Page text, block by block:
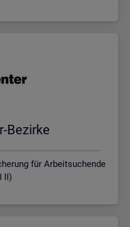
Be­zir­ke
für Arbeitsuchende
II)